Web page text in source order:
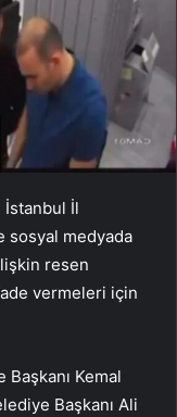
İstanbul İl
sosyal medyada
resen
vermeleri için
Kemal
Başkanı Ali